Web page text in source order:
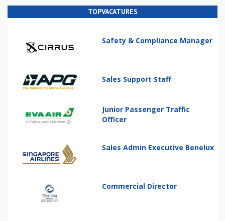
TOPVACATURES
Safety & Compliance Manager
Sales Support Staff
Junior Passenger Traffic
Officer
Sales Admin Executive Benelux
Commercial Director